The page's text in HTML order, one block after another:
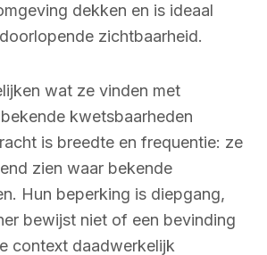
dekken en is ideaal
zichtbaarheid.
wat ze vinden met
kwetsbaarheden
is breedte en frequentie: ze
zien waar bekende
Hun beperking is diepgang,
bewijst niet of een bevinding
context daadwerkelijk